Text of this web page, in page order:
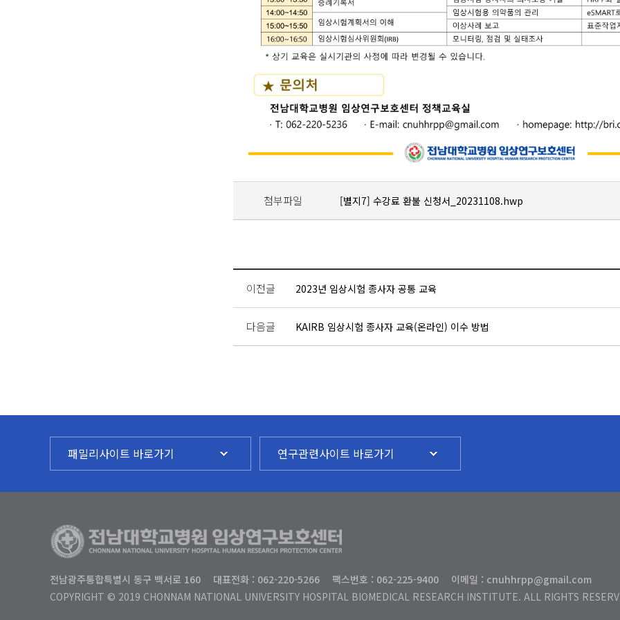
첨부파일 [별지7] 수강료 환불 신청서_20231108.hwp
이전글 2023년 임상시험 종사자 공통 교육
다음글 KAIRB 임상시험 종사자 교육(온라인) 이수 방법
패밀리사이트 바로가기 연구관련사이트 바로가기
전남광주통합특별시 동구 백서로 160 대표전화 : 062-220-5266 팩스번호 : 062-225-9400
이메일 : cnuhhrpp@gmail.com
COPYRIGHT © 2019 CHONNAM NATIONAL UNIVERSITY HOSPITAL BIOMEDICAL RESEARCH INSTITUTE. ALL RIGHTS